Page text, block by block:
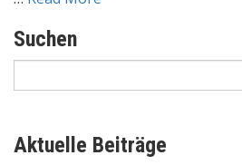
Suchen
for:
Aktuelle Beiträge